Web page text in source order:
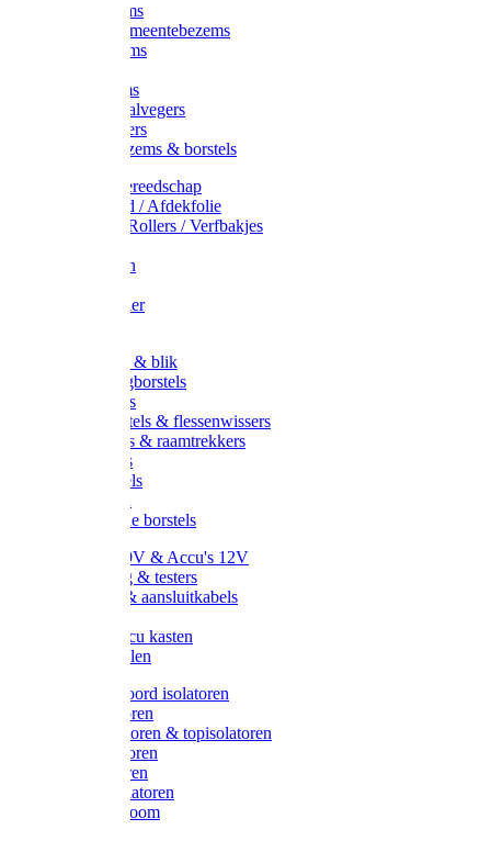
Straatbezems
Stads- / Gemeentebezems
Terrasbezems
Gootbezems
Kamer-/Zaalvegers
Vloertrekkers
Onkruidbezems & borstels
Schildersgereedschap
Afplakband / Afdekfolie
Kwasten / Rollers / Verfbakjes
Afdekfoliën
Schuurpapier
Handveger & blik
Voetenveegborstels
Handvegers
Afwasborstels & flessenwissers
Wasborstels & raamtrekkers
Tonborstels
Werkborstels
Hygienische borstels
Batterijen 9V & Accu's 12V
Beveiliging & testers
Kabelsets & aansluitkabels
Metalen accu kasten
Zonnepanelen
Draad & koord isolatoren
Ringisolatoren
Extra isolatoren & topisolatoren
Hoekisolatoren
Lintisolatoren
Afstandisolatoren
Isolatorenboom